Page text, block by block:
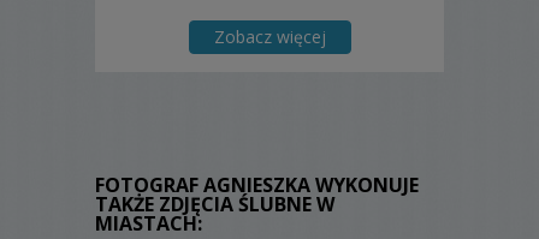
Zobacz więcej
FOTOGRAF AGNIESZKA WYKONUJE
TAKŻE ZDJĘCIA ŚLUBNE W
MIASTACH: